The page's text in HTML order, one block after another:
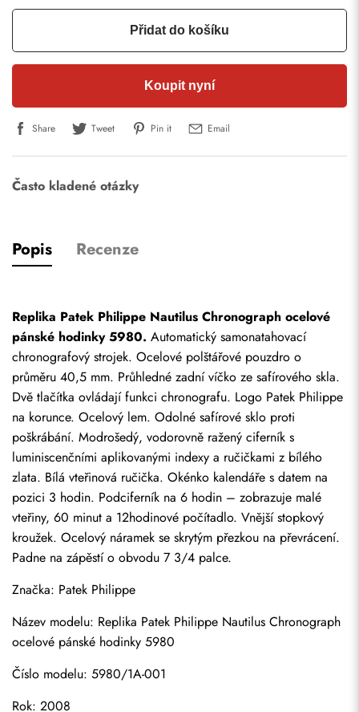
Přidat do košíku
Koupit nyní
Share Tweet Pin it Email
Často kladené otázky
Popis Recenze
Replika Patek Philippe Nautilus Chronograph ocelové
pánské hodinky 5980. Automatický samonatahovací
chronografový strojek. Ocelové polštářové pouzdro o
průměru 40,5 mm. Průhledné zadní víčko ze safírového skla.
Dvě tlačítka ovládají funkci chronografu. Logo Patek Philippe
na korunce. Ocelový lem. Odolné safírové sklo proti
poškrábání. Modrošedý, vodorovně ražený ciferník s
luminiscenčními aplikovanými indexy a ručičkami z bílého
zlata. Bílá vteřinová ručička. Okénko kalendáře s datem na
pozici 3 hodin. Podciferník na 6 hodin – zobrazuje malé
vteřiny, 60 minut a 12hodinové počítadlo. Vnější stopkový
kroužek. Ocelový náramek se skrytým přezkou na převrácení.
Padne na zápěstí o obvodu 7 3/4 palce.
Značka: Patek Philippe
Název modelu: Replika Patek Philippe Nautilus Chronograph
ocelové pánské hodinky 5980
Číslo modelu: 5980/1A-001
Rok: 2008